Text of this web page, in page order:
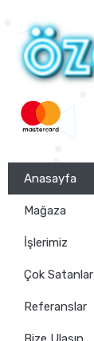
Anasayfa
Mağaza
İşlerimiz
Çok Satanlar
Referanslar